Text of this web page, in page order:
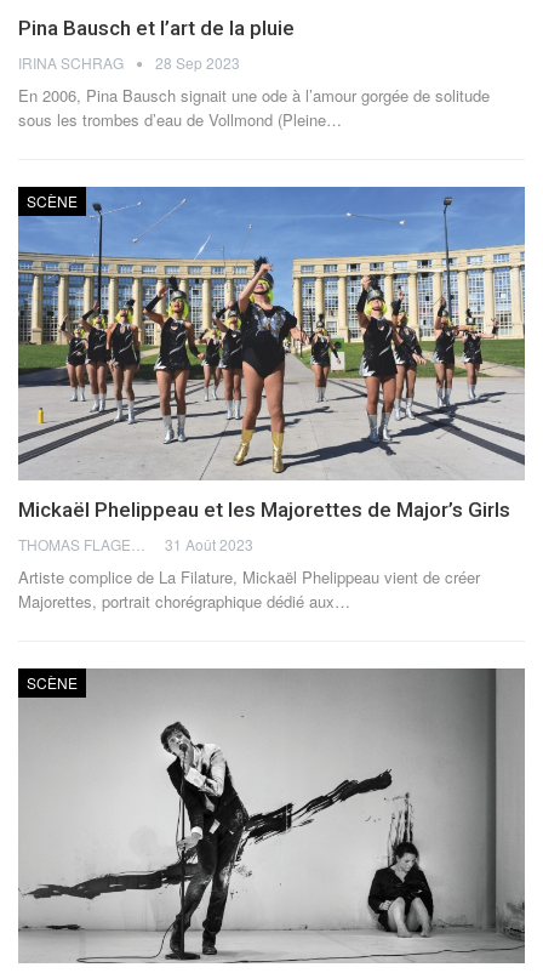
Pina Bausch et l’art de la pluie
IRINA SCHRAG 28 Sep 2023
En 2006, Pina Bausch signait une ode à l’amour gorgée de solitude
sous les trombes d’eau de Vollmond (Pleine…
SCÈNE
Mickaël Phelippeau et les Majorettes de Major’s Girls
31 Août 2023
Artiste complice de La Filature, Mickaël Phelippeau vient de créer
Majorettes, portrait chorégraphique dédié aux…
SCÈNE